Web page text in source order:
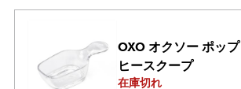
OXO オクソー ポッ
ヒースクープ
在庫切れ